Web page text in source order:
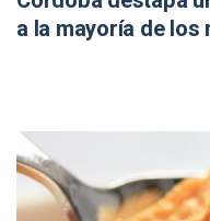
a la mayoría de